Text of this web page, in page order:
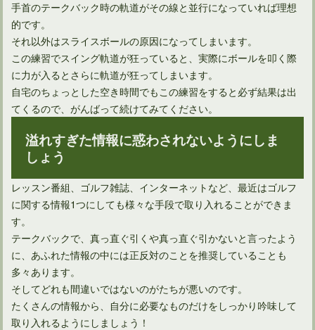
手首のテークバック時の軌道がその線と並行になっていれば理想
的です。
それ以外はスライスボールの原因になってしまいます。
この練習でスイング軌道が狂っていると、実際にボールを叩く際
に力が入るとさらに軌道が狂ってしまいます。
自宅のちょっとした空き時間でもこの練習をすると必ず結果は出
てくるので、がんばって続けてみてください。
溢れすぎた情報に惑わされないようにしま
しょう
レッスン番組、ゴルフ雑誌、インターネットなど、最近はゴルフ
に関する情報1つにしても様々な手段で取り入れることができま
す。
テークバックで、真っ直ぐ引くや真っ直ぐ引かないと言ったよう
に、あふれた情報の中には正反対のことを推奨していることも
多々あります。
そしてどれも間違いではないのがたちが悪いのです。
たくさんの情報から、自分に必要なものだけをしっかり吟味して
取り入れるようにしましょう！